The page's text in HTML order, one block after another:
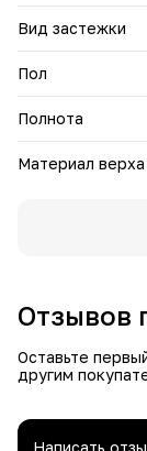
Вид застежки
Пол
Полнота
Материал верха
Отзывов
Оставьте
другим
Написать